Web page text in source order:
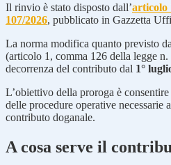
Il rinvio è stato disposto dall’articolo
107/2026, pubblicato in Gazzetta
La norma modifica quanto previsto
(articolo 1, comma 126 della legge
decorrenza del contributo dal 1°
L’obiettivo della proroga è
delle procedure operative necessarie
contributo doganale.
A cosa serve il